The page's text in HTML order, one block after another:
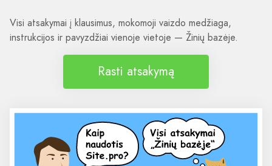
Visi atsakymai į klausimus, mokomoji vaizdo medžiaga,
instrukcijos ir pavyzdžiai vienoje vietoje — Žinių bazėje.
Rasti atsakymą